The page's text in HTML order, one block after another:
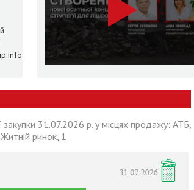
31.07.2026 р. у місцях продажу: АТБ,
ринок, 1